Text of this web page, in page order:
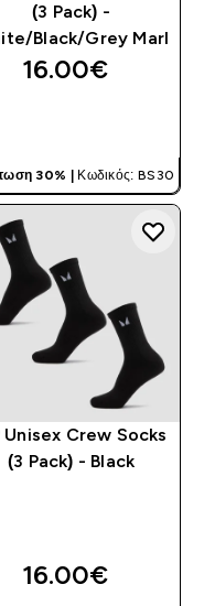
(3 Pack) -
Black/Grey Marl
16.00€‎
30% | Κωδικός: BS30
Unisex Crew Socks
(3 Pack) - Black
16.00€‎